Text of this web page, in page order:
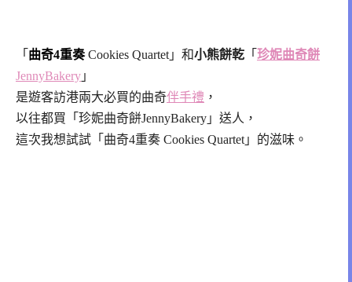
「 曲奇4重奏Cookies Quartet」和小熊餅乾 「 珍妮曲奇餅
JennyBakery 」
是遊客訪港兩大必買的曲奇伴手禮 ，
以往都買「珍妮曲奇餅JennyBakery」送人，
這次我想試試「曲奇4重奏 Cookies Quartet」的滋味。